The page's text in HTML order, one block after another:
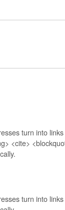
turn into
<cite>
turn into